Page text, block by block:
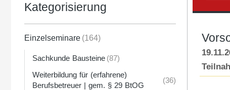
Kategorisierung
Einzelseminare (164)
Sachkunde Bausteine (87)
Weiterbildung für (erfahrene)
Berufsbetreuer | gem. § 29 BtOG
(36)